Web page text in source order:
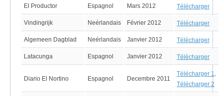
El Productor Espagnol Mars 2012 Télécharger
Vindingrijk Neérlandais Février 2012 Télécharger
Algemeen Dagblad Neérlandais Janvier 2012 Télécharger
Latacunga Espagnol Janvier 2012 Télécharger
Diario El Nortino Espagnol Decembre 2011
Télécharger 1,
Télécharger 2